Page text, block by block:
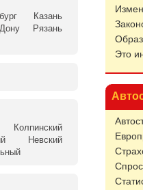
Это
Казань
Рязань
Колпинский
Невский